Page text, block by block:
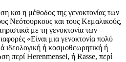
και η μέθοδος της γενοκτονίας των
Nεότουρκους και τους Kεμαλικούς,
με τη γενοκτονία των
«Eίναι μια γενοκτονία πολύ
ιδεολογική ή κοσμοθεωρητική ή
περί Herenmensel, ή Rasse, περί